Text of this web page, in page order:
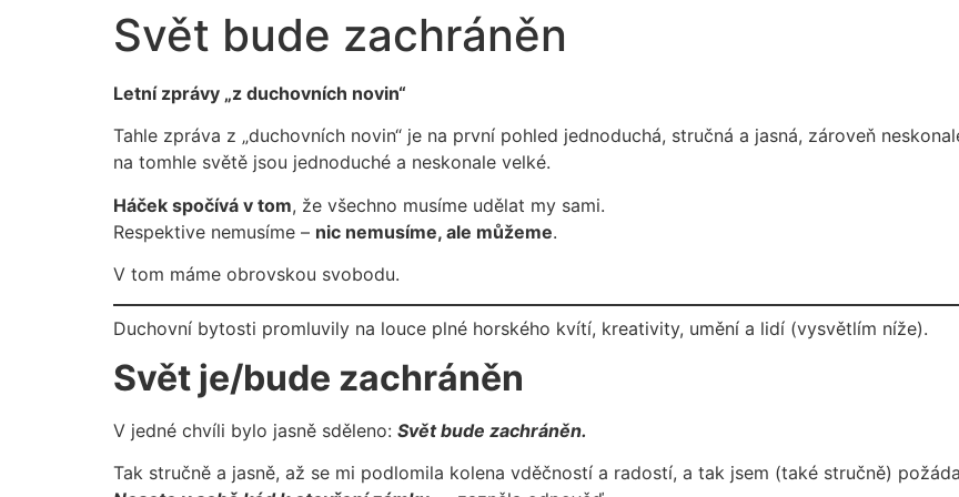
Svět bude zachráněn
Letní zprávy „z duchovních novin“
Tahle zpráva z „duchovních novin“ je na první pohled jednoduchá, stručná a jasná, zároveň
na tomhle světě jsou jednoduché a neskonale velké.
Háček spočívá v tom, že všechno musíme udělat my sami.
Respektive nemusíme – nic nemusíme, ale můžeme.
V tom máme obrovskou svobodu.
Duchovní bytosti promluvily na louce plné horského kvítí, kreativity, umění a lidí (vysvětlím níže).
Svět je/bude zachráněn
V jedné chvíli bylo jasně sděleno: Svět bude zachráněn.
Tak stručně a jasně, až se mi podlomila kolena vděčností a radostí, a tak jsem (také stručně)